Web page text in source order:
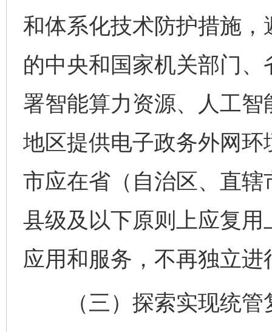
和体系化技术防护措施，
的中央和国家机关部门
署智能算力资源、人工
地区提供电子政务外网
市应在省（自治区、直
县级及以下原则上应复
应用和服务，不再独立
（三）探索实现统管